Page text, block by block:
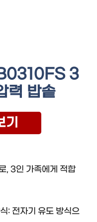
3
력 밥솥
, 3인 가족에게 적합
전자기 유도 방식으